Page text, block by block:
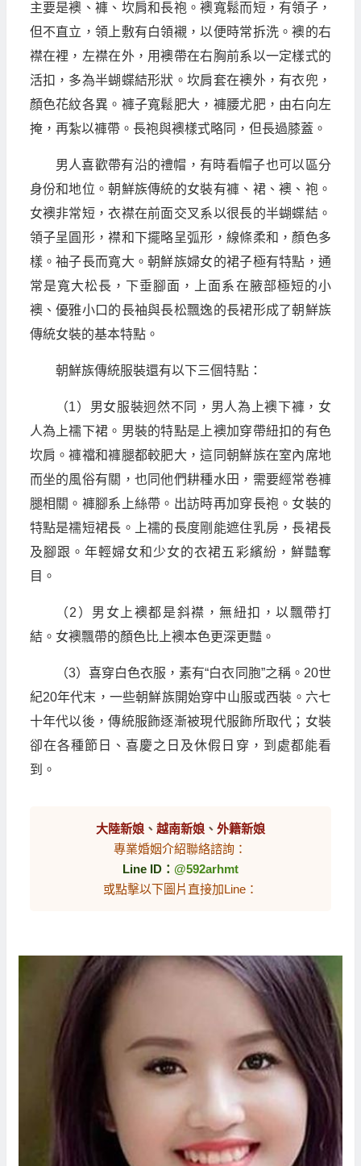
主要是襖、褲、坎肩和長袍。襖寬鬆而短，有領子，
但不直立，領上敷有白領襯，以便時常拆洗。襖的右
襟在裡，左襟在外，用襖帶在右胸前系以一定樣式的
活扣，多為半蝴蝶結形狀。坎肩套在襖外，有衣兜，
顏色花紋各異。褲子寬鬆肥大，褲腰尤肥，由右向左
掩，再紮以褲帶。長袍與襖樣式略同，但長過膝蓋。
男人喜歡帶有沿的禮帽，有時看帽子也可以區分
身份和地位。朝鮮族傳統的女裝有褲、裙、襖、袍。
女襖非常短，衣襟在前面交叉系以很長的半蝴蝶結。
領子呈圓形，襟和下擺略呈弧形，線條柔和，顏色多
樣。袖子長而寬大。朝鮮族婦女的裙子極有特點，通
常是寬大松長，下垂腳面，上面系在腋部極短的小
襖、優雅小口的長袖與長松飄逸的長裙形成了朝鮮族
傳統女裝的基本特點。
朝鮮族傳統服裝還有以下三個特點：
（1）男女服裝迥然不同，男人為上襖下褲，女
人為上襦下裙。男裝的特點是上襖加穿帶紐扣的有色
坎肩。褲襠和褲腿都較肥大，這同朝鮮族在室內席地
而坐的風俗有關，也同他們耕種水田，需要經常卷褲
腿相關。褲腳系上絲帶。出訪時再加穿長袍。女裝的
特點是襦短裙長。上襦的長度剛能遮住乳房，長裙長
及腳跟。年輕婦女和少女的衣裙五彩繽紛，鮮豔奪
目。
（2）男女上襖都是斜襟，無紐扣，以飄帶打
結。女襖飄帶的顏色比上襖本色更深更豔。
（3）喜穿白色衣服，素有“白衣同胞”之稱。20世
紀20年代末，一些朝鮮族開始穿中山服或西裝。六七
十年代以後，傳統服飾逐漸被現代服飾所取代；女裝
卻在各種節日、喜慶之日及休假日穿，到處都能看
到。
大陸新娘、 越南新娘、 外籍新娘
專業婚姻介紹聯絡諮詢：
Line ID： @592arhmt
或點擊以下圖片直接加Line：